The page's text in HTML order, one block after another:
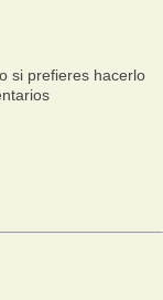
si prefieres hacerlo